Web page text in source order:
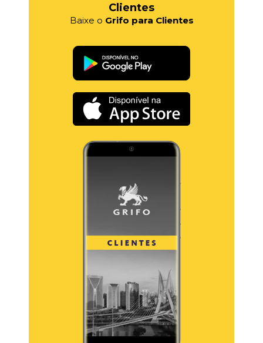
Clientes
Baixe o Grifo para Clientes